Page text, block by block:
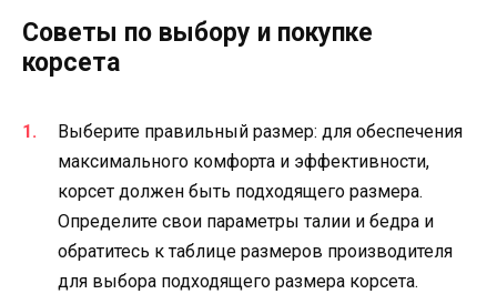
Советы по выбору и покупке
корсета
Выберите правильный размер: для обеспечения
максимального комфорта и эффективности,
корсет должен быть подходящего размера.
Определите свои параметры талии и бедра и
обратитесь к таблице размеров производителя
для выбора подходящего размера корсета.